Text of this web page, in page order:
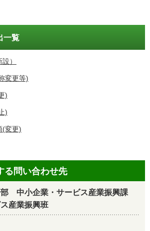
一覧
）
変更等)
)
)
(変更)
る問い合わせ先
中小企業・サービス産業振興課
産業振興班